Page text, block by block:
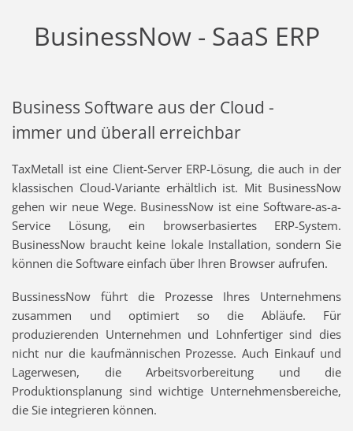
BusinessNow - SaaS ERP
Business Software aus der Cloud -
immer und überall erreichbar
TaxMetall ist eine Client-Server ERP-Lösung, die auch in der
klassischen Cloud-Variante erhältlich ist. Mit BusinessNow
gehen wir neue Wege. BusinessNow ist eine Software-as-a-
Service Lösung, ein browserbasiertes ERP-System.
BusinessNow braucht keine lokale Installation, sondern Sie
können die Software einfach über Ihren Browser aufrufen.
BussinessNow führt die Prozesse Ihres Unternehmens
zusammen und optimiert so die Abläufe. Für
produzierenden Unternehmen und Lohnfertiger sind dies
nicht nur die kaufmännischen Prozesse. Auch Einkauf und
Lagerwesen, die Arbeitsvorbereitung und die
Produktionsplanung sind wichtige Unternehmensbereiche,
die Sie integrieren können.